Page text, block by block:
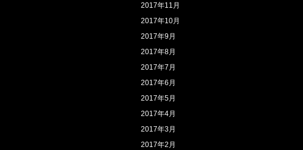
2017年11月
2017年10月
2017年9月
2017年8月
2017年7月
2017年6月
2017年5月
2017年4月
2017年3月
2017年2月